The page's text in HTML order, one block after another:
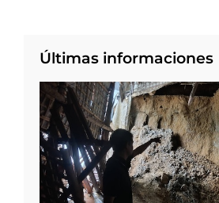
Últimas informaciones